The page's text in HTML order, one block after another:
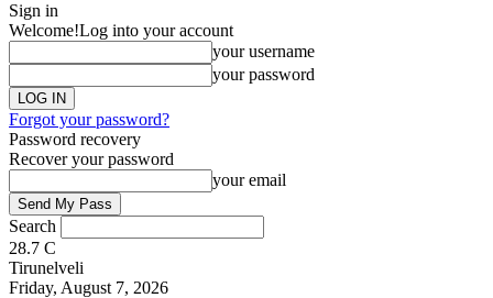
Sign in
Welcome!Log into your account
your username
your password
Forgot your password?
Password recovery
Recover your password
your email
Search
28.7 C
Tirunelveli
Friday, August 7, 2026